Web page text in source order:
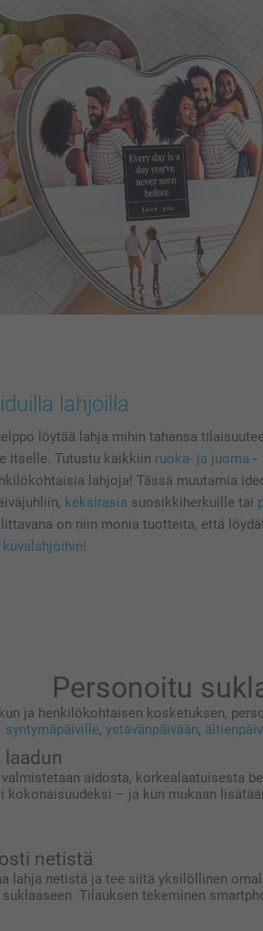
lahjoilla
löytää lahja mihin tahansa
itselle. Tutustu kaikkiin ruoka- ja juoma -
lahjoja! Tässä muutamia
keksirasia suosikkiherkuille tai
on niin monia tuotteita, että
kuvalahjoihin!
Personoitu
ja henkilökohtaisen kosketuksen,
syntymäpäiville, ystävänpäivään,
laadun
aidosta, korkealaatuisesta
– ja kun mukaan
netistä
lahja netistä ja tee siitä yksilöllinen
Tilauksen tekeminen